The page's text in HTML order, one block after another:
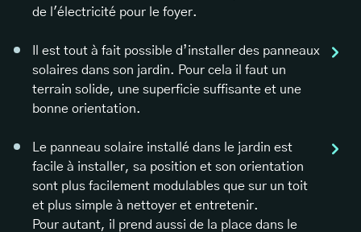
de l'électricité pour le foyer.
Il est tout à fait possible d’installer des panneaux
solaires dans son jardin. Pour cela il faut un
terrain solide, une superficie suffisante et une
bonne orientation.
Le panneau solaire installé dans le jardin est
facile à installer, sa position et son orientation
sont plus facilement modulables que sur un toit
et plus simple à nettoyer et entretenir.
Pour autant, il prend aussi de la place dans le